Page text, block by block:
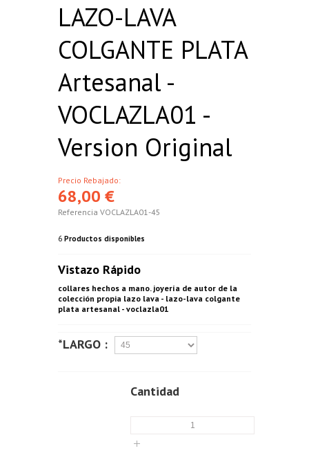
LAZO-LAVA
COLGANTE PLATA
Artesanal -
VOCLAZLA01 -
Version Original
Precio Rebajado:
68,00 €
Referencia VOCLAZLA01-45
6 Productos disponibles
Vistazo Rápido
collares hechos a mano. joyería de autor de la
colección propia lazo lava - lazo-lava colgante
plata artesanal - voclazla01
*LARGO :
Cantidad